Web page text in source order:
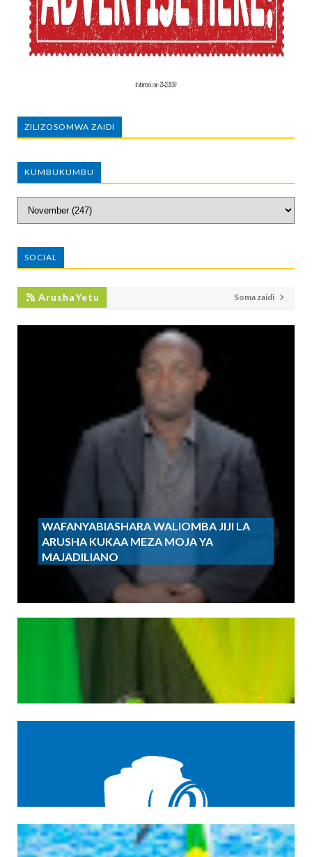
ZILIZOSOMWA ZAIDI
KUMBUKUMBU
SOCIAL
ArushaYetu Soma zaidi
WAFANYABIASHARA WALIOMBA JIJI LA
ARUSHA KUKAA MEZA MOJA YA
MAJADILIANO